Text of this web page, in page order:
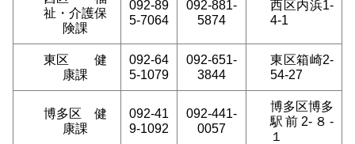
祉・介護保
険課
092-89
5-7064
092-881-
5874
西区内浜1-
4-1
東区 健
康課
092-64
5-1079
092-651-
3844
東区箱崎2-
54-27
博多区 健
康課
092-41
9-1092
092-441-
0057
博多区博多
駅前2-８-
１